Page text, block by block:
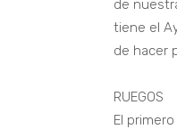
de
tiene el
de hacer
RUEGOS
El